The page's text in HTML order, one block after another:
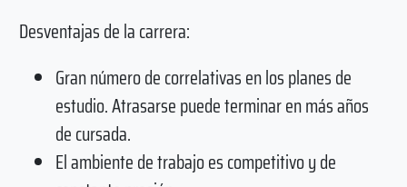
Desventajas de la carrera:
Gran número de correlativas en los planes de
estudio. Atrasarse puede terminar en más años
de cursada.
El ambiente de trabajo es competitivo y de